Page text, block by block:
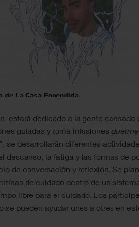
de La Casa Encendida.
estará dedicado a la gente cansada
guiadas y toma infusiones
se desarrollarán diferentes
descanso, la fatiga y las formas de
de conversación y reflexión. Se
de cuidado dentro de un
libre para el cuidado. Los
se pueden ayudar unes a otres en